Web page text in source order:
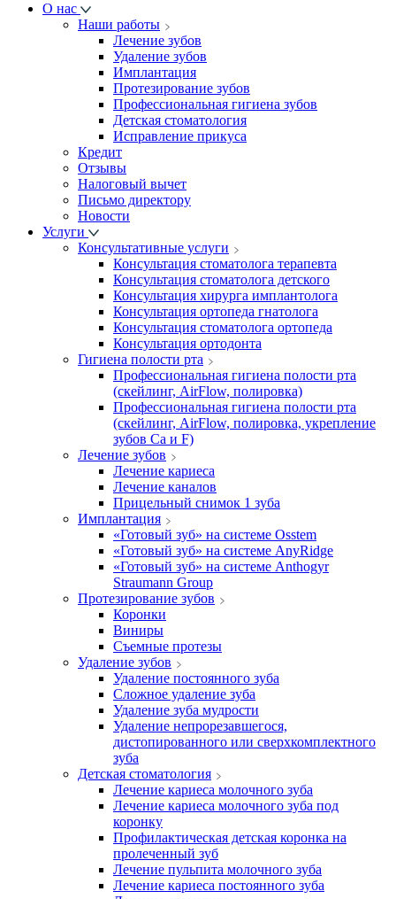
О нас
Наши работы
Лечение зубов
Удаление зубов
Имплантация
Протезирование зубов
Профессиональная гигиена зубов
Детская стоматология
Исправление прикуса
Кредит
Отзывы
Налоговый вычет
Письмо директору
Новости
Услуги
Консультативные услуги
Консультация стоматолога терапевта
Консультация стоматолога детского
Консультация хирурга имплантолога
Консультация ортопеда гнатолога
Консультация стоматолога ортопеда
Консультация ортодонта
Гигиена полости рта
Профессиональная гигиена полости рта
(скейлинг, AirFlow, полировка)
Профессиональная гигиена полости рта
(скейлинг, AirFlow, полировка, укрепление
зубов Ca и F)
Лечение зубов
Лечение кариеса
Лечение каналов
Прицельный снимок 1 зуба
Имплантация
«Готовый зуб» на системе Osstem
«Готовый зуб» на системе AnyRidge
«Готовый зуб» на системе Anthogyr
Straumann Group
Протезирование зубов
Коронки
Виниры
Съемные протезы
Удаление зубов
Удаление постоянного зуба
Сложное удаление зуба
Удаление зуба мудрости
Удаление непрорезавшегося,
дистопированного или сверхкомплектного
зуба
Детская стоматология
Лечение кариеса молочного зуба
Лечение кариеса молочного зуба под
коронку
Профилактическая детская коронка на
пролеченный зуб
Лечение пульпита молочного зуба
Лечение кариеса постоянного зуба